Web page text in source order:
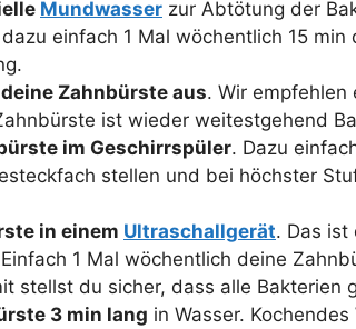
Mundwasser zur Abtötung der
einfach 1 Mal wöchentlich 15
Zahnbürste aus. Wir empfehlen
ist wieder weitestgehend
im Geschirrspüler. Dazu
stellen und bei höchster
in einem Ultraschallgerät. Das ist
1 Mal wöchentlich deine
stellst du sicher, dass alle Bakterien
3 min lang in Wasser.